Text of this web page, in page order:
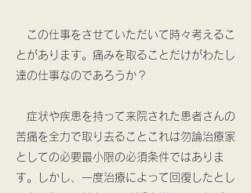
この仕事をさせていただいて時々考えるこ
とがあります。痛みを取ることだけがわたし
達の仕事なのであろうか？
症状や疾患を持って来院された患者さんの
苦痛を全力で取り去ることこれは勿論治療家
としての必要最小限の必須条件ではありま
す。しかし、一度治療によって回復したとし